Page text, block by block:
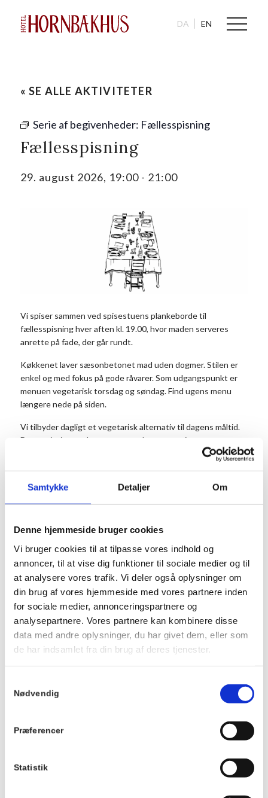
Samtykke Detaljer Om
Denne hjemmeside bruger cookies
Vi bruger cookies til at tilpasse vores indhold og
annoncer, til at vise dig funktioner til sociale medier og til
at analysere vores trafik. Vi deler også oplysninger om
din brug af vores hjemmeside med vores partnere inden
for sociale medier, annonceringspartnere og
analysepartnere. Vores partnere kan kombinere disse
data med andre oplysninger, du har givet dem, eller som
de har indsamlet fra din brug af deres tjenester.
Nødvendig
Præferencer
Statistik
DA EN
« SE ALLE AKTIVITETER
Serie af begivenheder: Fællesspisning
Fællesspisning
29. august 2026, 19:00- 21:00
Vi spiser sammen ved spisestuens plankeborde til
fællesspisning hver aften kl. 19.00, hvor maden serveres
anrette på fade, der går rundt.
Køkkenet laver sæsonbetonet mad uden dogmer. Stilen er
enkel og med fokus på gode råvarer. Som udgangspunkt er
menuen vegetarisk torsdag og søndag. Find ugens menu
længere nede på siden.
Vi tilbyder dagligt et vegetarisk alternativ til dagens måltid.
Det er vigtigt, at du noterer antal vegetarer i
dessert. Dessert og kaffe kan købes efter maden. Børn til og
med 3 år betaler ikke.
Husk at reservere dine pladser på forhånd.
Ankom gerne ca. 20 minutter før, så du kan få noget at drikke
og finde en plads ved langbordet, inden maden serveres.
Vi kan ikke tilpasse maden eller garantere veganske, mælkefri
eller glutenfri muligheder.
Der tages forbehold for ændringer i menuen.
Du kan se menuenHER.
Info
Dato:
Serie: